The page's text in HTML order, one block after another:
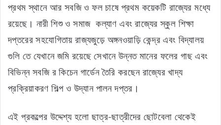
প্রথম স্থানে আর সবজি ও ফল চাষে প্রথম কয়েকটি রাজ্যের মধ্যে
রয়েছে। নারী শিশু ও সমাজ কল্যাণ এবং রাজ্যের স্কুল শিক্ষা
দপ্তরের সহযোগিতায় রাজ্যজুড়ে অঙ্গনওয়াড়ি কেন্দ্র এবং বিদ্যালয়
গুলি তে যেখানে জমি রয়েছে সেখানে উন্নত মানের ফলের গাছ এবং
বিভিন্ন সবজি র কিচেন গার্ডেন তৈরি করছেন রাজ্যের খাদ্য
প্রক্রিয়াকরণ শিল্প ও উদ্যান পালন দপ্তর।
এই প্রকল্পের উদ্দেশ্য হলো ছাত্র-ছাত্রীদের ছোটবেলা থেকেই